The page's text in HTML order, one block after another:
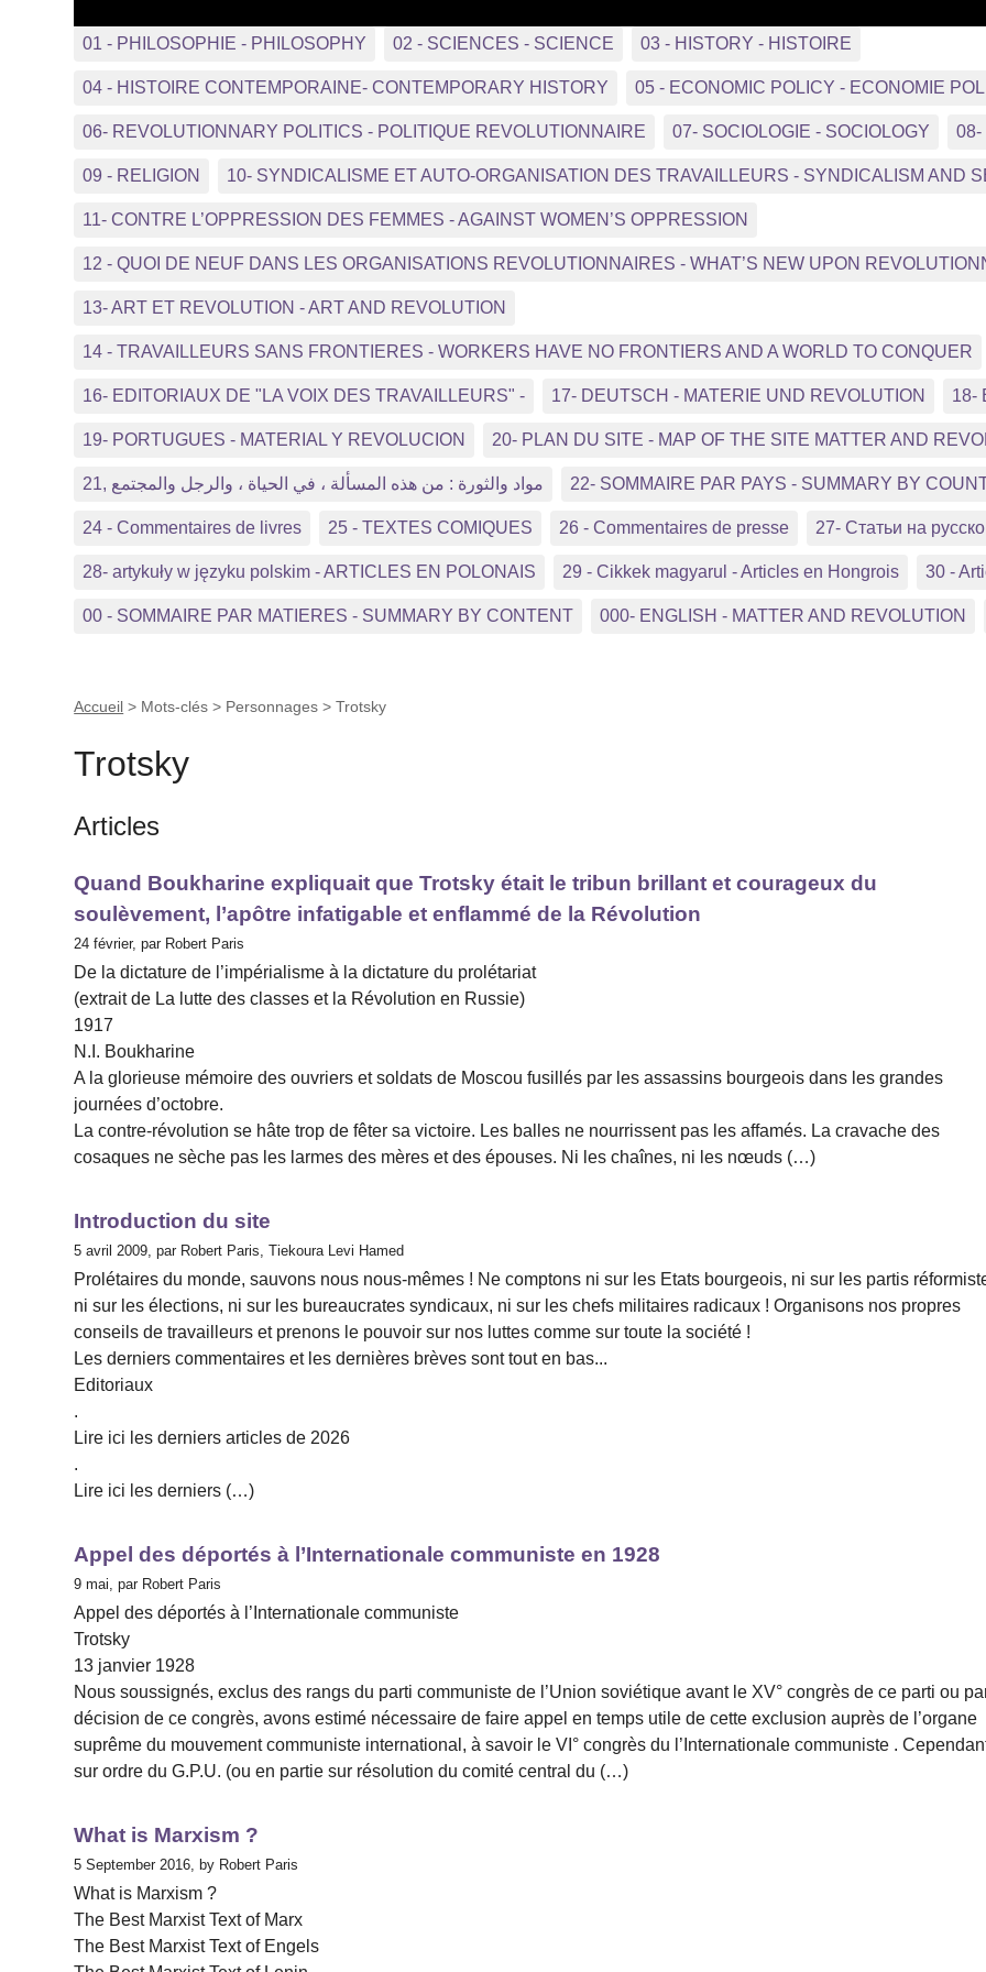
01 - PHILOSOPHIE - PHILOSOPHY 02 - SCIENCES - SCIENCE 03 - HISTORY - HISTOIRE
04 - HISTOIRE CONTEMPORAINE- CONTEMPORARY HISTORY 05 - ECONOMIC POLICY - ECONOMIE
06- REVOLUTIONNARY POLITICS - POLITIQUE REVOLUTIONNAIRE 07- SOCIOLOGIE - SOCIOLOGY 08-
09 - RELIGION 10- SYNDICALISME ET AUTO-ORGANISATION DES TRAVAILLEURS - SYNDICALISM AND
11- CONTRE L’OPPRESSION DES FEMMES - AGAINST WOMEN’S OPPRESSION
12 - QUOI DE NEUF DANS LES ORGANISATIONS REVOLUTIONNAIRES - WHAT’S NEW UPON
13- ART ET REVOLUTION - ART AND REVOLUTION
14 - TRAVAILLEURS SANS FRONTIERES - WORKERS HAVE NO FRONTIERS AND A WORLD TO CONQUER
16- EDITORIAUX DE "LA VOIX DES TRAVAILLEURS" - 17- DEUTSCH - MATERIE UND REVOLUTION 18-
19- PORTUGUES - MATERIAL Y REVOLUCION 20- PLAN DU SITE - MAP OF THE SITE MATTER AND
21, مواد والثورة : من هذه المسألة ، في الحياة ، والرجل والمجتمع 22- SOMMAIRE PAR PAYS - SUMMARY BY
24 - Commentaires de livres 25 - TEXTES COMIQUES 26 - Commentaires de presse 27- Статьи на
28- artykuły w języku polskim - ARTICLES EN POLONAIS 29 - Cikkek magyarul - Articles en Hongrois 30 -
00 - SOMMAIRE PAR MATIERES - SUMMARY BY CONTENT 000- ENGLISH - MATTER AND REVOLUTION
Accueil > Mots-clés > Personnages >Trotsky
Trotsky
Articles
Quand Boukharine expliquait que Trotsky était le tribun brillant et courageux du
soulèvement, l’apôtre infatigable et enflammé de la Révolution
24 février, par Robert Paris
De la dictature de l’impérialisme à la dictature du prolétariat
(extrait de La lutte des classes et la Révolution en Russie)
1917
N.I. Boukharine
A la glorieuse mémoire des ouvriers et soldats de Moscou fusillés par les assassins bourgeois dans les grandes
journées d’octobre.
La contre-révolution se hâte trop de fêter sa victoire. Les balles ne nourrissent pas les affamés. La cravache des
cosaques ne sèche pas les larmes des mères et des épouses. Ni les chaînes, ni les nœuds (…)
Introduction du site
5 avril 2009, par Robert Paris, Tiekoura Levi Hamed
Prolétaires du monde, sauvons nous nous-mêmes ! Ne comptons ni sur les Etats bourgeois, ni sur les partis
ni sur les élections, ni sur les bureaucrates syndicaux, ni sur les chefs militaires radicaux ! Organisons nos propres
conseils de travailleurs et prenons le pouvoir sur nos luttes comme sur toute la société !
Les derniers commentaires et les dernières brèves sont tout en bas...
Editoriaux
.
Lire ici les derniers articles de 2026
.
Lire ici les derniers (…)
Appel des déportés à l’Internationale communiste en 1928
9 mai, par Robert Paris
Appel des déportés à l’Internationale communiste
Trotsky
13 janvier 1928
Nous soussignés, exclus des rangs du parti communiste de l’Union soviétique avant le XV° congrès de ce parti ou
décision de ce congrès, avons estimé nécessaire de faire appel en temps utile de cette exclusion auprès de l’organe
suprême du mouvement communiste international, à savoir le VI° congrès du l’Internationale communiste .
sur ordre du G.P.U. (ou en partie sur résolution du comité central du (…)
What is Marxism ?
5 September 2016, by Robert Paris
What is Marxism ?
The Best Marxist Text of Marx
The Best Marxist Text of Engels